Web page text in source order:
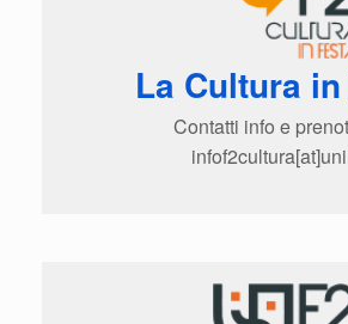
La Cultura
Contatti info e